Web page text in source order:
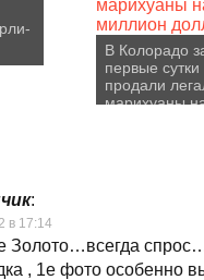
В Колорадо
первые сутки
продали
марихуаны
:
в 17:14
Золото…всегда
, 1е фото особенно